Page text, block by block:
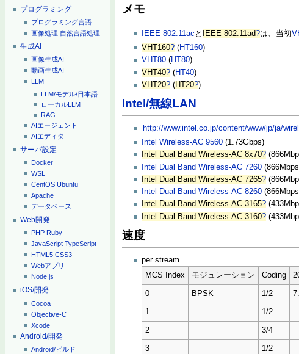
プログラミング
プログラミング言語
画像処理 自然言語処理
生成AI
画像生成AI
動画生成AI
LLM
LLM/モデル/日本語
ローカルLLM
RAG
AIエージェント
AIエディタ
サーバ設定
Docker
WSL
CentOS Ubuntu
Apache
データベース
Web開発
PHP Ruby
JavaScript TypeScript
HTML5 CSS3
Webアプリ
Node.js
iOS/開発
Cocoa
Objective-C
Xcode
Android/開発
Android/ビルド
メモ
IEEE 802.11ac と IEEE 802.11ad?は、当初
VHT160? (HT160)
VHT80 (HT80)
VHT40? (HT40)
VHT20? (HT20?)
Intel/無線LAN
http://www.intel.co.jp/content/www/jp/ja/
Intel Wireless-AC 9560 (1.73Gbps)
Intel Dual Band Wireless-AC 8x70?
Intel Dual Band Wireless-AC 7260
Intel Dual Band Wireless-AC 7265?
Intel Dual Band Wireless-AC 8260
Intel Dual Band Wireless-AC 3165?
Intel Dual Band Wireless-AC 3160?
速度
per stream
MCS Index
モジュレーション Coding
0 BPSK 1/2
1 1/2
2 3/4
3 1/2